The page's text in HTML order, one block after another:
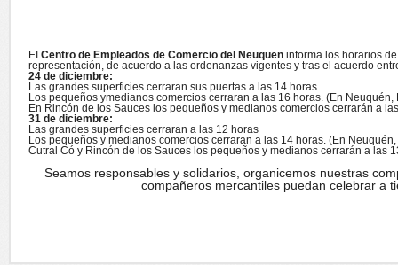
EI Centro de Empleados de Comercio del Neuquen informa los horarios
representación, de acuerdo a las ordenanzas vigentes y tras el acuerdo
24 de diciembre:
Las grandes superficies cerraran sus puertas a las 14 horas
Los pequeños ymedianos comercios cerraran a las 16 horas. (En
En Rincón de los Sauces los pequeños y medianos comercios cerrarán a
31 de diciembre:
Las grandes superficies cerraran a las 12 horas
Los pequeños y medianos comercios cerraran a las 14 horas. (En
Cutral Có y Rincón de los Sauces los pequeños y medianos cerrarán a las
Seamos responsables y solidarios, organicemos nuestras
compañeros mercantiles puedan celebrar a